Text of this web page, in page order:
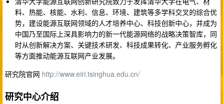
料、热能、核能、水利、信息、环境、建筑等多学科交叉的综合优
势，建设能源互联网领域的人才培养中心、科技创新中心，并成为
中国乃至国际上深具影响力的新一代能源网络的战略决策智库，同
时从创新解决方案、关键技术研发、科技成果转化、产业服务孵化
等方面推动能源互联网产业发展。
研究院官网 http://www.eiri.tsinghua.edu.cn/
研究中心介绍